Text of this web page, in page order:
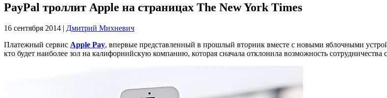
PayPal троллит Apple на страницах The New York Times
16 сентября 2014 | Дмитрий Михневич
Платежный сервис Apple Pay, впервые представленный в прошлый вторник вместе с новыми яблочными
кто будет наиболее зол на калифорнийскую компанию, которая сначала отклонила возможность сотрудничества с